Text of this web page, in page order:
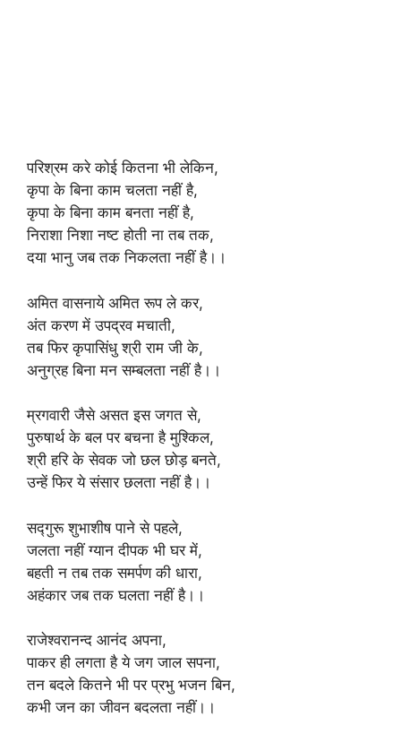
परिश्रम करे कोई कितना भी लेकिन,
कृपा के बिना काम चलता नहीं है,
कृपा के बिना काम बनता नहीं है,
निराशा निशा नष्ट होती ना तब तक,
दया भानु जब तक निकलता नहीं है।।
अमित वासनाये अमित रूप ले कर,
अंत करण में उपद्रव मचाती,
तब फिर कृपासिंधु श्री राम जी के,
अनुग्रह बिना मन सम्बलता नहीं है।।
म्रगवारी जैसे असत इस जगत से,
पुरुषार्थ के बल पर बचना है मुश्किल,
श्री हरि के सेवक जो छल छोड़ बनते,
उन्हें फिर ये संसार छलता नहीं है।।
सद्गुरू शुभाशीष पाने से पहले,
जलता नहीं ग्यान दीपक भी घर में,
बहती न तब तक समर्पण की धारा,
अहंकार जब तक घलता नहीं है।।
राजेश्वरानन्द आनंद अपना,
पाकर ही लगता है ये जग जाल सपना,
तन बदले कितने भी पर प्रभु भजन बिन,
कभी जन का जीवन बदलता नहीं।।